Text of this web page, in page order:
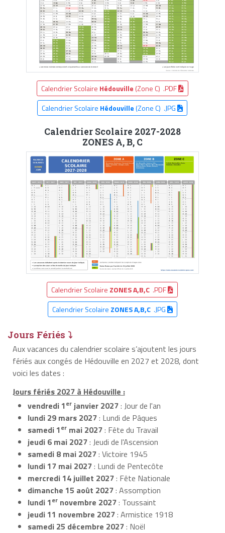
Calendrier Scolaire Hédouville (Zone C) .PDF
Calendrier Scolaire Hédouville(Zone C) .JPG
Calendrier Scolaire 2027-2028
ZONES A, B, C
Calendrier Scolaire ZONES A,B,C .PDF
Calendrier Scolaire ZONES A,B,C.JPG
Jours Fériés ⤵
Aux vacances du calendrier scolaire s’ajoutent les jours
fériés aux congés de Hédouville en 2027 et 2028, dont
voici les dates :
Jours fériés 2027 à Hédouville :
vendredi 1er janvier 2027: Jour de l'an
lundi 29 mars 2027: Lundi de Pâques
samedi 1er mai 2027: Fête du Travail
jeudi 6 mai 2027: Jeudi de l'Ascension
samedi 8 mai 2027: Victoire 1945
lundi 17 mai 2027: Lundi de Pentecôte
mercredi 14 juillet 2027: Fête Nationale
dimanche 15 août 2027: Assomption
lundi 1er novembre 2027: Toussaint
jeudi 11 novembre 2027: Armistice 1918
samedi 25 décembre 2027: Noël